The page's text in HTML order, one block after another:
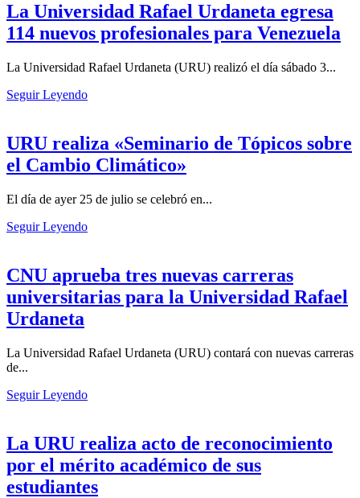
La Universidad Rafael Urdaneta egresa
114 nuevos profesionales para Venezuela
La Universidad Rafael Urdaneta (URU) realizó el día sábado 3...
Seguir Leyendo
URU realiza «Seminario de Tópicos sobre
el Cambio Climático»
El día de ayer 25 de julio se celebró en...
Seguir Leyendo
CNU aprueba tres nuevas carreras
universitarias para la Universidad Rafael
Urdaneta
La Universidad Rafael Urdaneta (URU) contará con nuevas carreras
de...
Seguir Leyendo
La URU realiza acto de reconocimiento
por el mérito académico de sus
estudiantes